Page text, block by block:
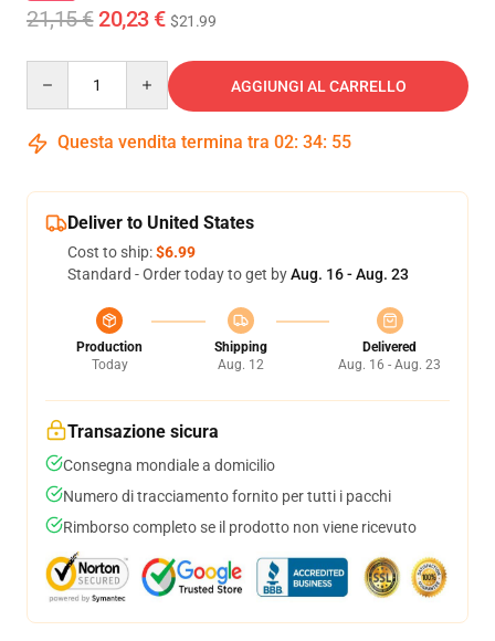
21,15 €20,23 € $21.99
AGGIUNGI AL CARRELLO
Questa vendita termina tra 02: 34: 55
Deliver to United States
Cost to ship:$6.99
Standard - Order today to get byAug. 16 - Aug. 23
Production
Today
Shipping
Aug. 12
Delivered
Aug. 16 - Aug. 23
Transazione sicura
Consegna mondiale a domicilio
Numero di tracciamento fornito per tutti i pacchi
Rimborso completo se il prodotto non viene ricevuto